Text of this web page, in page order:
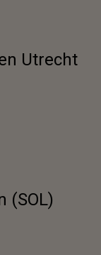
Utrecht
(SOL)